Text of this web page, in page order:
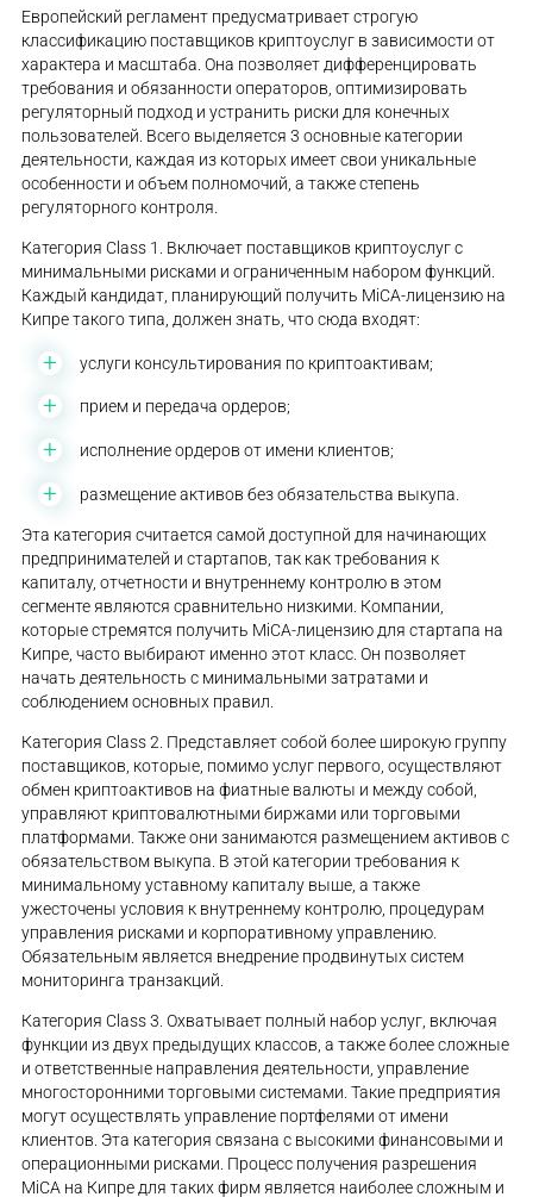
Европейский регламент предусматривает строгую
классификацию поставщиков криптоуслуг в зависимости от
характера и масштаба. Она позволяет дифференцировать
требования и обязанности операторов, оптимизировать
регуляторный подход и устранить риски для конечных
пользователей. Всего выделяется 3 основные категории
деятельности, каждая из которых имеет свои уникальные
особенности и объем полномочий, а также степень
регуляторного контроля.
Категория Class 1. Включает поставщиков криптоуслуг с
минимальными рисками и ограниченным набором функций.
Каждый кандидат, планирующий получить MiCA-лицензию на
Кипре такого типа, должен знать, что сюда входят:
услуги консультирования по криптоактивам;
прием и передача ордеров;
исполнение ордеров от имени клиентов;
размещение активов без обязательства выкупа.
Эта категория считается самой доступной для начинающих
предпринимателей и стартапов, так как требования к
капиталу, отчетности и внутреннему контролю в этом
сегменте являются сравнительно низкими. Компании,
которые стремятся получить MiCA-лицензию для стартапа на
Кипре, часто выбирают именно этот класс. Он позволяет
начать деятельность с минимальными затратами и
соблюдением основных правил.
Категория Class 2. Представляет собой более широкую группу
поставщиков, которые, помимо услуг первого, осуществляют
обмен криптоактивов на фиатные валюты и между собой,
управляют криптовалютными биржами или торговыми
платформами. Также они занимаются размещением активов с
обязательством выкупа. В этой категории требования к
минимальному уставному капиталу выше, а также
ужесточены условия к внутреннему контролю, процедурам
управления рисками и корпоративному управлению.
Обязательным является внедрение продвинутых систем
мониторинга транзакций.
Категория Class 3. Охватывает полный набор услуг, включая
функции из двух предыдущих классов, а также более сложные
и ответственные направления деятельности, управление
многосторонними торговыми системами. Такие предприятия
могут осуществлять управление портфелями от имени
клиентов. Эта категория связана с высокими финансовыми и
операционными рисками. Процесс получения разрешения
MiCA на Кипре для таких фирм является наиболее сложным и